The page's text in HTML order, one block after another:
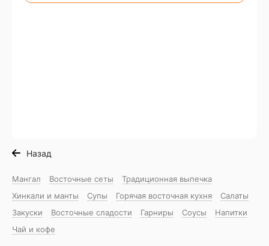
Назад
Мангал Восточные сеты
Традиционная выпечка
Хинкали и манты
Супы Горячая восточная куxня
Салаты
Закуски
Восточные сладости Гарниры Соусы
Напитки
Чай и кофе